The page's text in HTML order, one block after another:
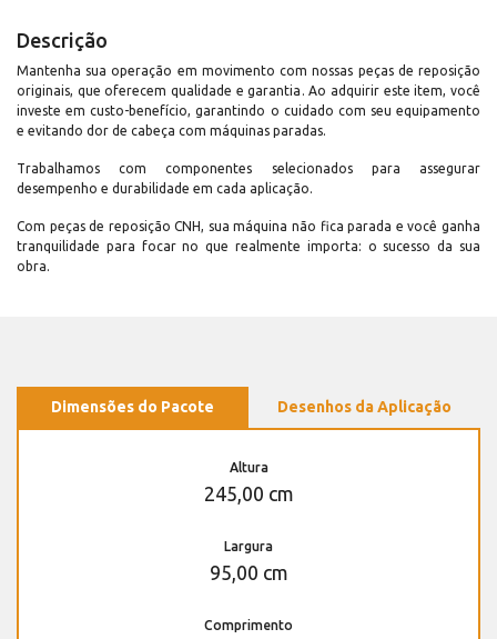
Descrição
Mantenha sua operação em movimento com nossas peças de reposição
originais, que oferecem qualidade e garantia. Ao adquirir este item, você
investe em custo-benefício, garantindo o cuidado com seu equipamento
e evitando dor de cabeça com máquinas paradas.
Trabalhamos com componentes selecionados para assegurar
desempenho e durabilidade em cada aplicação.
Com peças de reposição CNH, sua máquina não fica parada e você ganha
tranquilidade para focar no que realmente importa: o sucesso da sua
obra.
Dimensões do Pacote Desenhos da Aplicação
Altura
245,00 cm
Largura
95,00 cm
Comprimento